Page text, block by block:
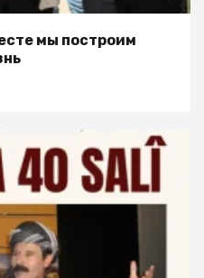
мы построим